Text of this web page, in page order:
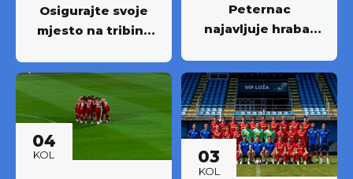
Osigurajte svoje
mjesto na tribini:
godišnjih ulaznica
NK Rudeš za
prvoligašku
sezonu 2026/27.!
Peternac
najavljuje hrabar
04
KOL 03
KOL